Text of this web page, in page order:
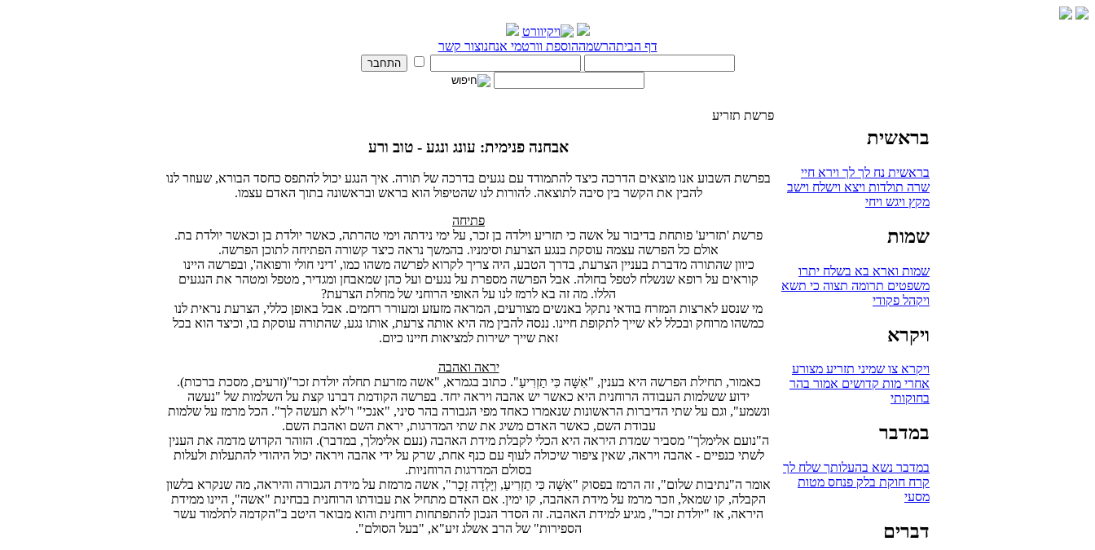
דף הביתהרשמההוספת וורטמי אנחנוצור קשר
בראשית
בראשית נח לך לך וירא חיי
שרה תולדות ויצא וישלח וישב
מקץ ויגש ויחי
שמות
שמות וארא בא בשלח יתרו
משפטים תרומה תצוה כי תשא
ויקהל פקודי
ויקרא
ויקרא צו שמיני תזריע מצורע
אחרי מות קדושים אמור בהר
בחוקותי
במדבר
במדבר נשא בהעלותך שלח לך
קרח חוקת בלק פנחס מטות
מסעי
דברים
פרשת תזריע
אבחנה פנימית: עונג ונגע - טוב ורע
בפרשת השבוע אנו מוצאים הדרכה כיצד להתמודד עם נגעים בדרכה של תורה. איך הנגע יכול להתפס כחסד הבורא, שעוזר לנו
להבין את הקשר בין סיבה לתוצאה. להורות לנו שהטיפול הוא בראש ובראשונה בתוך האדם עצמו.
פתיחה
פרשת 'תזריע' פותחת בדיבור על אשה כי תזריע וילדה בן זכר, על ימי נידתה וימי טהרתה, כאשר יולדת בן וכאשר יולדת בת.
אולם כל הפרשה עצמה עוסקת בנגע הצרעת וסימניו. בהמשך נראה כיצד קשורה הפתיחה לתוכן הפרשה.
כיוון שהתורה מדברת בעניין הצרעת, בדרך הטבע, היה צריך לקרוא לפרשה משהו כמו, 'דיני חולי ורפואה', ובפרשה היינו
קוראים על רופא שנשלח לטפל בחולה. אבל הפרשה מספרת על נגעים ועל כהן שמאבחן ומגדיר, מטפל ומטהר את הנגעים
הללו. מה זה בא לרמז לנו על האופי הרוחני של מחלת הצרעת?
מי שנסע לארצות המזרח בודאי נתקל באנשים מצורעים, המראה מזעזע ומעורר רחמים. אבל באופן כללי, הצרעת נראית לנו
כמשהו מרוחק ובכלל לא שייך לתקופת חיינו. ננסה להבין מה היא אותה צרעת, אותו נגע, שהתורה עוסקת בו, וכיצד הוא בכל
זאת שייך ישירות למציאות חיינו כיום.
יראה ואהבה
כאמור, תחילת הפרשה היא בענין, "אִשָּׁה כִּי תַזְרִיעַ". כתוב בגמרא, "אשה מזרעת תחלה יולדת זכר"(זרעים, מסכת ברכות).
ידוע ששלמות העבודה הרוחנית היא כאשר יש אהבה ויראה יחד. בפרשה הקודמת דברנו קצת על השלמות של "נעשה
ונשמע", וגם על שתי הדיברות הראשונות שנאמרו כאחד מפי הגבורה בהר סיני, "אנכי" ו"לא תעשה לך". הכל מרמז על שלמות
עבודת השם, כאשר האדם משיג את שתי המדרגות, יראת השם ואהבת השם.
ה"נועם אלימלך" מסביר שמדת היראה היא הכלי לקבלת מידת האהבה (נעם אלימלך, במדבר). הזוהר הקדוש מדמה את הענין
לשתי כנפיים - אהבה ויראה, שאין ציפור שיכולה לעוף עם כנף אחת, שרק על ידי אהבה ויראה יכול היהודי להתעלות ולעלות
בסולם המדרגות הרוחניות.
אומר ה"נתיבות שלום", זה הרמז בפסוק "אִשָּׁה כִּי תַזְרִיעַ, וְיָלְדָה זָכָר", אשה מרמזת על מידת הגבורה והיראה, מה שנקרא בלשון
הקבלה, קו שמאל, וזכר מרמז על מידת האהבה, קו ימין. אם האדם מתחיל את עבודתו הרוחנית בבחינת "אשה", היינו ממידת
היראה, אז "יולדת זכר", מגיע למידת האהבה. זה הסדר הנכון להתפתחות רוחנית והוא מבואר היטב ב"הקדמה לתלמוד עשר
הספירות" של הרב אשלג זיע"א, "בעל הסולם".